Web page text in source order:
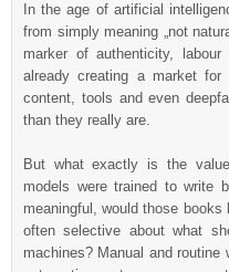
In the age of artificial
from simply meaning „not
marker of authenticity,
already creating a market for
content, tools and even
than they really are.
But what exactly is the
models were trained to write
meaningful, would those
often selective about what
machines? Manual and